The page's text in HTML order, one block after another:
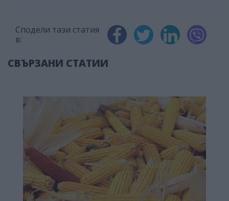
Сподели тази статия
в:
СВЪРЗАНИ СТАТИИ